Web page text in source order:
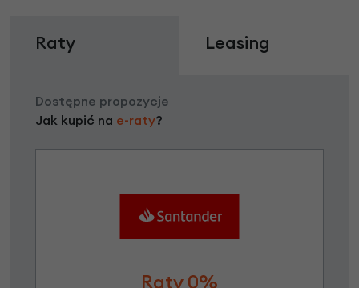
Raty Leasing
Dostępne propozycje
Jak kupić na e-raty?
Raty 0%